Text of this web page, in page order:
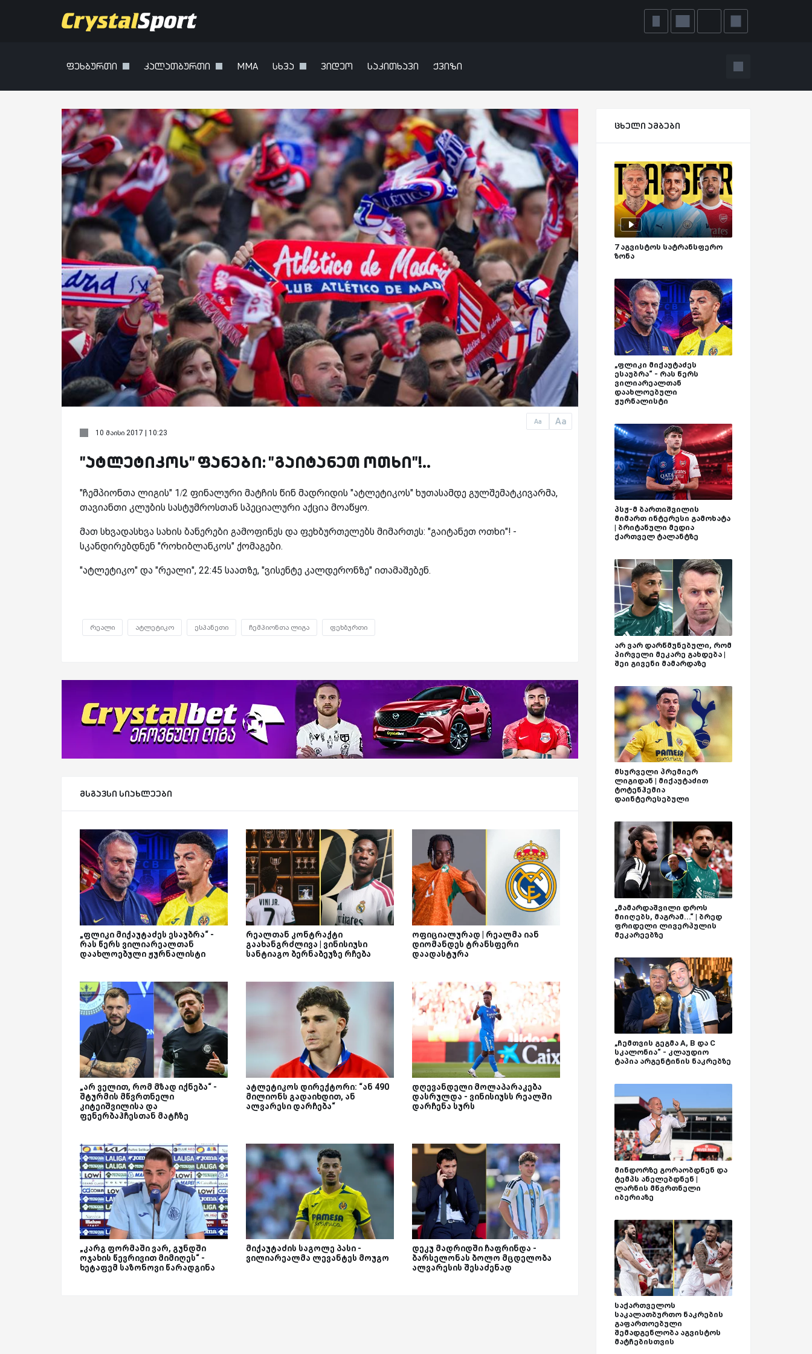
ფეხბურთი კალათბურთი MMA სხვა ვიდეო საკითხავი ქვიზი
Aa Aa
10 მაისი 2017 | 10:23
"ატლეტიკოს" ფანები: "გაიტანეთ ოთხი"!..
"ჩემპიონთა ლიგის" 1/2 ფინალური მატჩის წინ მადრიდის "ატლეტიკოს" ხუთასამდე გულშემატკივარმა,
თავიანთი კლუბის სასტუმროსთან სპეციალური აქცია მოაწყო.
მათ სხვადასხვა სახის ბანერები გამოფინეს და ფეხბურთელებს მიმართეს: "გაიტანეთ ოთხი"! -
სკანდირებდნენ "როხიბლანკოს" ქომაგები.
"ატლეტიკო" და "რეალი", 22:45 საათზე, "ვისენტე კალდერონზე" ითამაშებენ.
რეალი ატლეტიკო ესპანეთი ჩემპიონთა ლიგა ფეხბურთი
მსგავსი სიახლეები
„ფლიკი მიქაუტაძეს ესაუბრა“ -
რას წერს ვილიარეალთან
დაახლოებული ჟურნალისტი
რეალთან კონტრაქტი
გაახანგრძლივა | ვინისიუსი
სანტიაგო ბერნაბეუზე რჩება
ოფიციალურად | რეალმა იან
დიომანდეს ტრანსფერი
დაადასტურა
„არ ველით, რომ მზად იქნება“ -
შტურმის მწვრთნელი
კიტეიშვილისა და
ფენერბაჰჩესთან მატჩზე
ატლეტიკოს დირექტორი: “ან 490
მილიონს გადაიხდით, ან
ალვარესი დარჩება“
დღევანდელი მოლაპარაკება
დასრულდა - ვინისიუსს რეალში
დარჩენა სურს
„კარგ ფორმაში ვარ, გუნდში
ოჯახის წევრივით მიმიღეს“ -
ხეტაფემ საზონოვი წარადგინა
მიქაუტაძის საგოლე პასი -
ვილიარეალმა ლევანტეს მოუგო
დეკუ მადრიდში ჩაფრინდა -
ბარსელონას ბოლო მცდელობა
ალვარესის შესაძენად
ცხელი ამბები
7 აგვისტოს სატრანსფერო
ზონა
„ფლიკი მიქაუტაძეს
ესაუბრა“ - რას წერს
ვილიარეალთან
დაახლოებული
ჟურნალისტი
პსჟ-მ ბართიშვილის
მიმართ ინტერესი გამოხატა
| ბრიტანული მედია
ქართველ ტალანტზე
არ ვარ დარწმუნებული, რომ
პირველი მეკარე გახდება |
შეი გივენი მამარდაზე
მსურველი პრემიერ
ლიგიდან | მიქაუტაძით
ტოტენჰემია
დაინტერესებული
„მამარდაშვილი დროს
მიიღებს, მაგრამ...“ | ბრედ
ფრიდელი ლივერპულის
მეკარეებზე
„ჩემთვის გეგმა A, B და C
სკალონია“ - კლაუდიო
ტაპია არგენტინის ნაკრებზე
მინდორზე გორაობდნენ და
ტემპს ანელებდნენ |
ლარნის მწვრთნელი
იბერიაზე
საქართველოს
საკალათბურთო ნაკრების
გაფართოებული
შემადგენლობა აგვისტოს
მატჩებისთვის